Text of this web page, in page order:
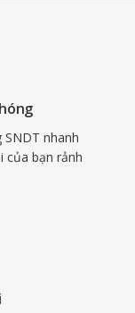
nhanh
của bạn rảnh